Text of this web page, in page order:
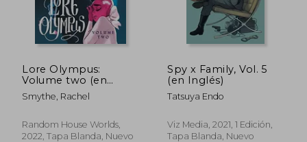
Lore Olympus:
Volume two (en
Inglés)
Smythe, Rachel
Random House Worlds,
2022, Tapa Blanda, Nuevo
Spy x Family, Vol. 5
(en Inglés)
Tatsuya Endo
Viz Media, 2021, 1 Edición,
Tapa Blanda, Nuevo